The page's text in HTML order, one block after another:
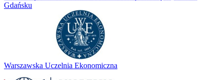
Gdańsku
Warszawska Uczelnia Ekonomiczna